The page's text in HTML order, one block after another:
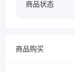
商品状态
商品购买